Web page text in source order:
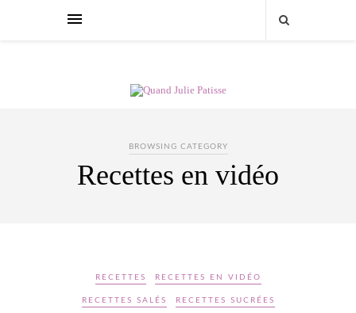
BROWSING CATEGORY
Recettes en vidéo
RECETTES RECETTES EN VIDÉO
RECETTES SALÉS RECETTES SUCRÉES